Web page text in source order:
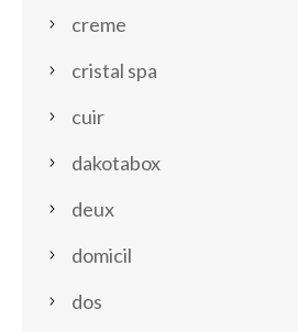
creme
cristal spa
cuir
dakotabox
deux
domicil
dos